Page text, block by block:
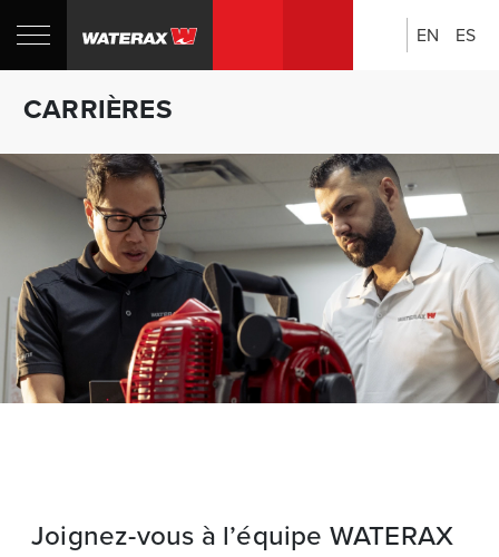
Rechercher:
EN ES
CARRIÈRES
Joignez-vous à l’équipe WATERAX